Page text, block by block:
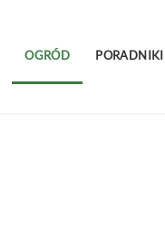
OGRÓD PORADNIKI